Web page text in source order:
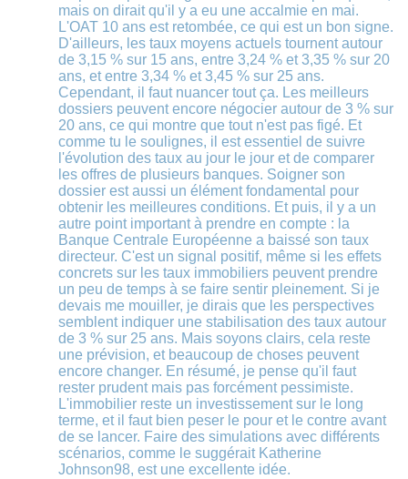
mais on dirait qu'il y a eu une accalmie en mai.
L'OAT 10 ans est retombée, ce qui est un bon signe.
D'ailleurs, les taux moyens actuels tournent autour
de 3,15 % sur 15 ans, entre 3,24 % et 3,35 % sur 20
ans, et entre 3,34 % et 3,45 % sur 25 ans.
Cependant, il faut nuancer tout ça. Les meilleurs
dossiers peuvent encore négocier autour de 3 % sur
20 ans, ce qui montre que tout n'est pas figé. Et
comme tu le soulignes, il est essentiel de suivre
l'évolution des taux au jour le jour et de comparer
les offres de plusieurs banques. Soigner son
dossier est aussi un élément fondamental pour
obtenir les meilleures conditions. Et puis, il y a un
autre point important à prendre en compte : la
Banque Centrale Européenne a baissé son taux
directeur. C'est un signal positif, même si les effets
concrets sur les taux immobiliers peuvent prendre
un peu de temps à se faire sentir pleinement. Si je
devais me mouiller, je dirais que les perspectives
semblent indiquer une stabilisation des taux autour
de 3 % sur 25 ans. Mais soyons clairs, cela reste
une prévision, et beaucoup de choses peuvent
encore changer. En résumé, je pense qu'il faut
rester prudent mais pas forcément pessimiste.
L'immobilier reste un investissement sur le long
terme, et il faut bien peser le pour et le contre avant
de se lancer. Faire des simulations avec différents
scénarios, comme le suggérait Katherine
Johnson98, est une excellente idée.